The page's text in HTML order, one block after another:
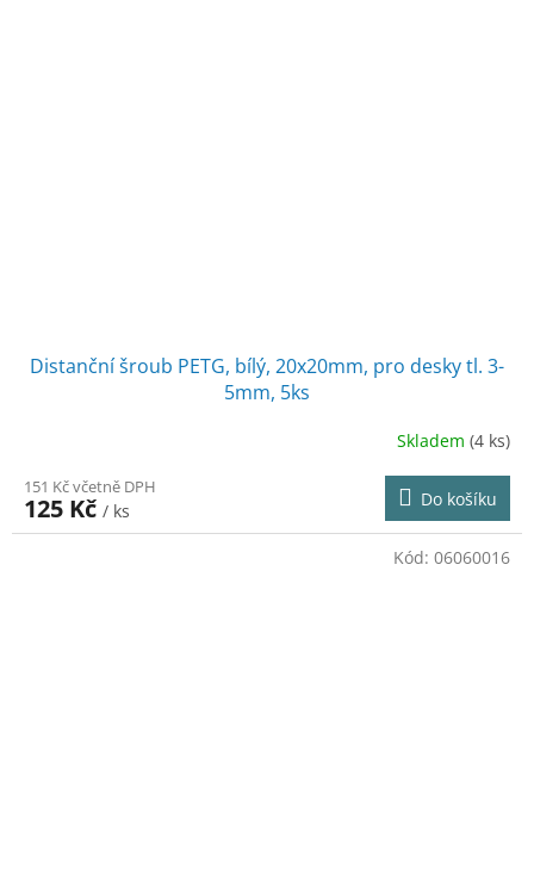
Distanční šroub PETG, bílý, 20x20mm, pro desky tl. 3-
5mm, 5ks
Skladem (4 ks)
151 Kč včetně DPH
125 Kč / ks
Do košíku
Kód: 06060016